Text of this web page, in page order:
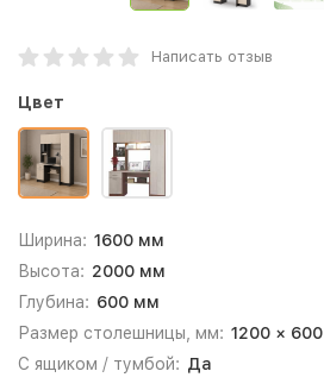
Написать отзыв
Цвет
Ширина: 1600 мм
Высота: 2000 мм
Глубина: 600 мм
Размер столешницы, мм: 1200 × 600
С ящиком / тумбой: Да